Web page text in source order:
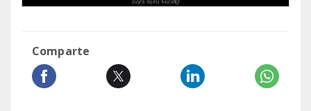
Comparte